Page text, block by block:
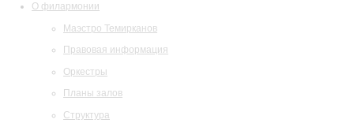
О филармонии
Маэстро Темирканов
Правовая информация
Оркестры
Планы залов
Структура